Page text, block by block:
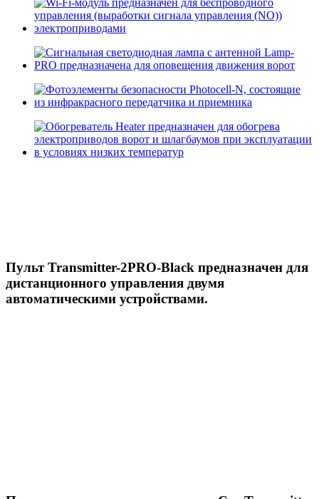
Пульт Transmitter-2PRO-Black предназначен для
дистанционного управления двумя
автомaтическими устройствaми.